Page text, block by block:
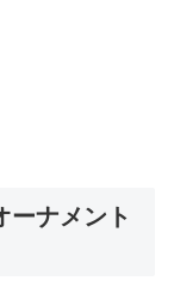
ーナメント